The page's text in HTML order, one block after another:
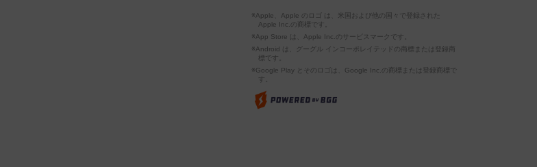
※Apple、Apple のロゴ は、米国および他の国々で登録された
Apple Inc.の商標です。
※App Store は、Apple Inc.のサービスマークです。
※Android は、グーグル インコーポレイテッドの商標または登録商
標です。
※Google Play とそのロゴは、Google Inc.の商標または登録商標で
す。